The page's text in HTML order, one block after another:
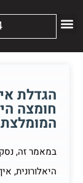
הגדלת
חומצה
המומלצת
במאמר זה,
היאלורונית,